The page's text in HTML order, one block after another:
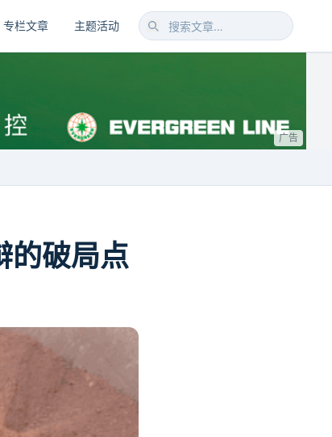
专栏文章 主题活动
广告
破局点